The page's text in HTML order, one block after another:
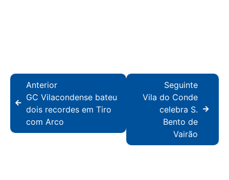
Anterior
GC Vilacondense bateu
dois recordes em Tiro
com Arco
Seguinte
Vila do Conde
celebra S.
Bento de
Vairão